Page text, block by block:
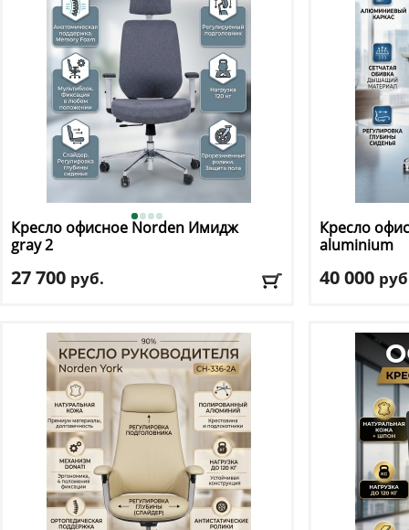
Доставка:БЕСПЛАТНО, 2-3 дня
Доставка:
Кресло офисное Norden Имидж
gray 2
27 700 руб.
Механизм качания: мультиблок
Регулировка по высоте: есть
Материал обивки: ткань
Подлокотники
Доставка:БЕСПЛАТНО, 2-3 дня
Кресло
aluminium
40 000
Механизм
Регулировка
Материал
Доставка: